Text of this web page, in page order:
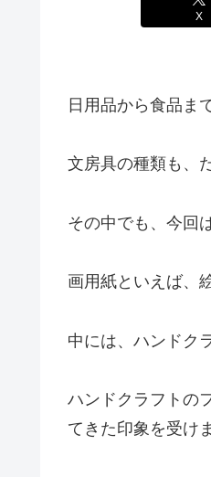
X
日用品から食品ま
文房具の種類も、
その中でも、今回
画用紙といえば、
中には、ハンドク
ハンドクラフトの
てきた印象を受け